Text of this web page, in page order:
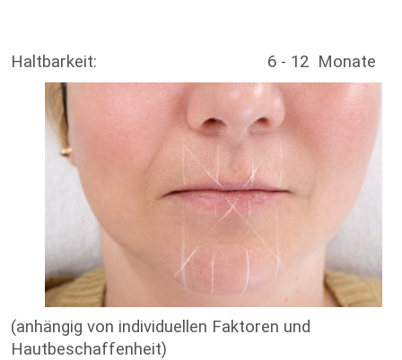
Haltbarkeit: 6 - 12 Monate
(anhängig von individuellen Faktoren und
Hautbeschaffenheit)